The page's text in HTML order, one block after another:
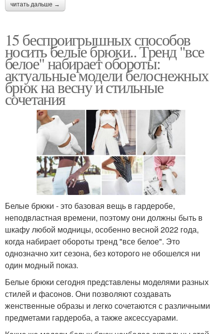
читать дальше →
15 беспроигрышных способов
носить белые брюки.. Тренд "все
белое" набирает обороты:
актуальные модели белоснежных
брюк на весну и стильные
сочетания
Белые брюки - это базовая вещь в гардеробе,
неподвластная времени, поэтому они должны быть в
шкафу любой модницы, особенно весной 2022 года,
когда набирает обороты тренд "все белое". Это
однозначно хит сезона, без которого не обошелся ни
один модный показ.
Белые брюки сегодня представлены моделями разных
стилей и фасонов. Они позволяют создавать
женственные образы и легко сочетаются с различными
предметами гардероба, а также аксессуарами.